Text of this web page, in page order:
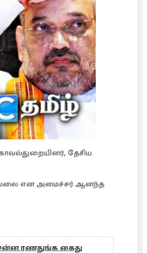
தேசிய
இல்லை என அமைச்சர் ஆனந்த
ரணதுங்க கைது